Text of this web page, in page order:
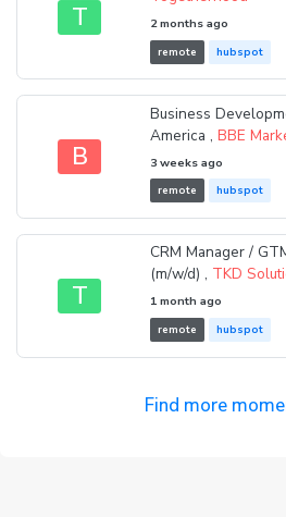
T 2 months ago
remote hubspot
B
Business
America ,BBE
3 weeks ago
remote hubspot
T
CRM Manager /
(m/w/d) , TKD
1 month ago
remote hubspot
Find more